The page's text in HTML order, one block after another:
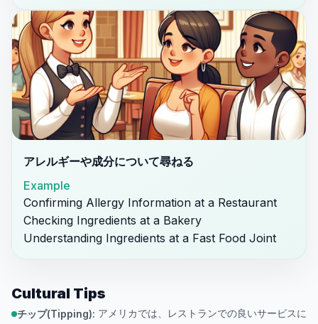
アレルギーや成分について尋ねる
Example
Confirming Allergy Information at a Restaurant
Checking Ingredients at a Bakery
Understanding Ingredients at a Fast Food Joint
Cultural Tips
チップ(Tipping): アメリカでは、レストランでの良いサービスに